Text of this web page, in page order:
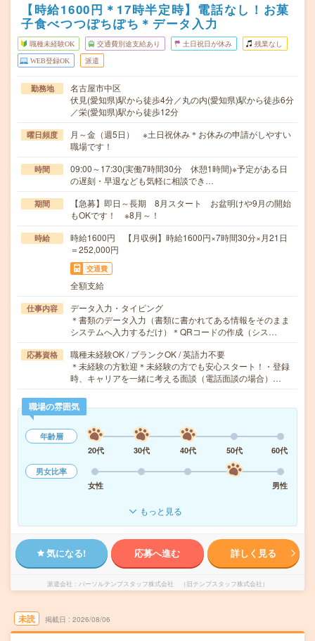
【時給1600円＊17時半定時】電話なし！お菓
子食べつつぽちぽち＊データ入力
職種未経験OK 交通費別途支給あり 土日祝日が休み 残業なし
WEB登録OK 派遣
勤務地
名古屋市中区
伏見(愛知県)駅から徒歩4分／丸の内(愛知県)駅から徒歩6分
／栄(愛知県)駅から徒歩12分
曜日頻度
月～金（週5日） ※土日祝休み＊お休みの申請がしやすい
職場です！
時間
09:00～17:30(実働7時間30分 休憩1時間)※予定がある日
の遅刻・早退なども気軽に相談でき…
期間
【急募】即日～長期 8月スタート お盆明けや9月の開始
もOKです！ ※8月～！
時給
時給1600円 【月収例】時給1600円×7時間30分×月21日
＝252,000円
交通費
全額支給
仕事内容
データ入力・タイピング
＊書類のデータ入力（書類に書かれてある情報をそのまま
システムへ入力するだけ）＊QRコードの作成（シス…
応募資格
職種未経験OK / ブランクOK / 英語力不要
＊未経験の方歓迎＊未経験の方でも安心スタート！・登録
時、キャリアを一緒に考える面談（電話面談の場合）…
職場の雰囲気
年齢層
20代
30代 40代 50代
60代
男女比率
女性
男性
もっと見る
気になる! 応募へ進む 詳しく見る
派遣会社 パーソルテンプスタッフ株式会社 （旧テンプスタッフ株式会社）
未読 掲載日 2026/08/06